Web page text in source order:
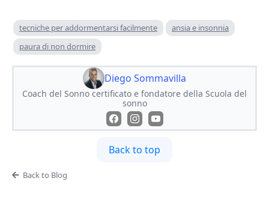
tecniche per addormentarsi facilmente
ansia e insonnia
paura di non dormire
Diego Sommavilla
Coach del Sonno certificato e fondatore della Scuola del
sonno
Back to top
Back to Blog